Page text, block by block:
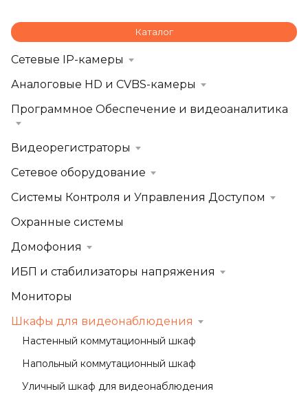
Каталог
Сетевые IP-камеры
Аналоговые HD и CVBS-камеры
Программное Обеспечение и видеоаналитика
Видеорегистраторы
Сетевое оборудование
Системы Контроля и Управления Доступом
Охранные системы
Домофония
ИБП и стабилизаторы напряжения
Мониторы
Шкафы для видеонаблюдения
Настенный коммутационный шкаф
Напольный коммутационный шкаф
Уличный шкаф для видеонаблюдения